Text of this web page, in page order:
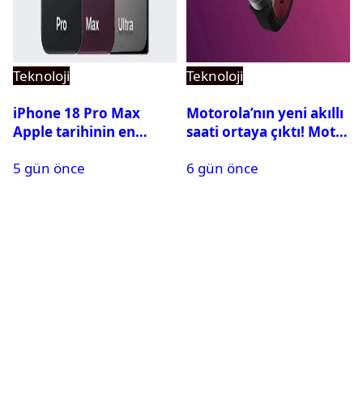
Teknoloji
iPhone 18 Pro Max
Apple tarihinin en
5 gün önce
Teknoloji
Motorola’nın yeni akıllı
saati ortaya çıktı! Moto
görüntülendi
6 gün önce